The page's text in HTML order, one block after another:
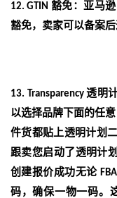
12. GTIN 豁免： 亚马
豁免，卖家可以备案
13. Transparency透明
以选择品牌下面的任意
件货都贴上透明计划
跟卖您启动了透明计
创建报价成功无论 FBA
码，确保一物一码。